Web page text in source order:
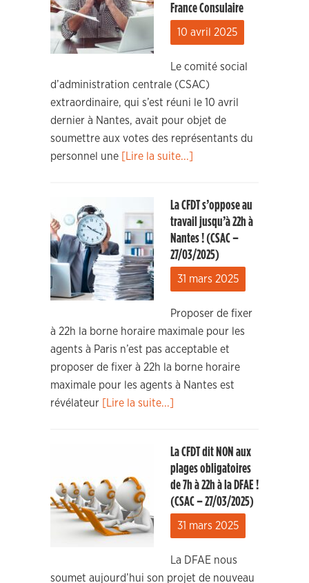
France Consulaire
10 avril 2025
Le comité social
d’administration centrale (CSAC)
extraordinaire, qui s’est réuni le 10 avril
dernier à Nantes, avait pour objet de
soumettre aux votes des représentants du
personnel une
[Lire la suite...]
La CFDT s’oppose au
travail jusqu’à 22h à
Nantes ! (CSAC –
27/03/2025)
31 mars 2025
Proposer de fixer
à 22h la borne horaire maximale pour les
agents à Paris n’est pas acceptable et
proposer de fixer à 22h la borne horaire
maximale pour les agents à Nantes est
révélateur
[Lire la suite...]
La CFDT dit NON aux
plages obligatoires
de 7h à 22h à la DFAE !
(CSAC – 27/03/2025)
31 mars 2025
La DFAE nous
soumet aujourd’hui son projet de nouveau